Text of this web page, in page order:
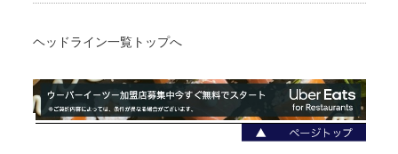
ヘッドライン一覧トップへ